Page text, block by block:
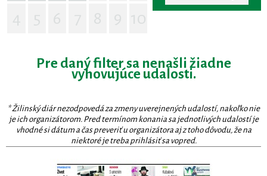
Pre daný filter sa nenašli žiadne
vyhovujúce udalosti.
* Žilinský diár nezodpovedá za zmeny uverejnených udalostí, nakoľko nie
je ich organizátorom. Pred termínom konania sa jednotlivých udalostí je
vhodné si dátum a čas preveriť u organizátora aj z toho dôvodu, že na
niektoré je treba prihlásiť sa vopred.